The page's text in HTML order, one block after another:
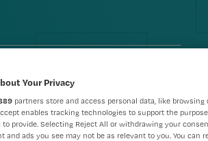
Your Privacy
partners store and access personal data, like
enables tracking technologies to support the
to provide. Selecting Reject All or withdrawing your
and ads you see may not be as relevant to you. You